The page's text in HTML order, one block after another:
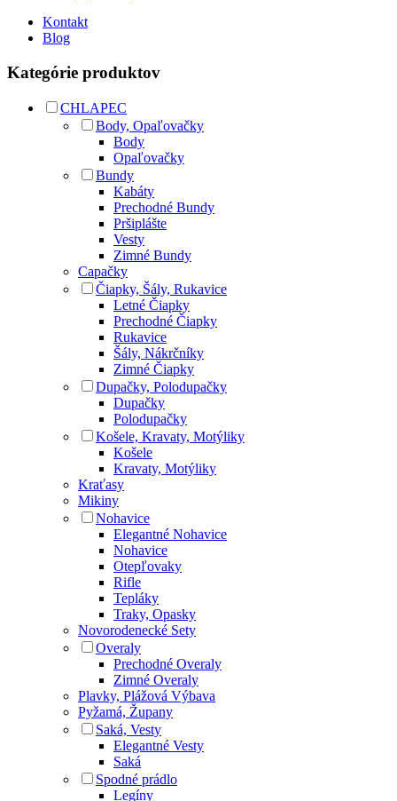
Kontakt
Blog
Kategórie produktov
CHLAPEC
Body, Opaľovačky
Body
Opaľovačky
Bundy
Kabáty
Prechodné Bundy
Pršiplášte
Vesty
Zimné Bundy
Capačky
Čiapky, Šály, Rukavice
Letné Čiapky
Prechodné Čiapky
Rukavice
Šály, Nákrčníky
Zimné Čiapky
Dupačky, Polodupačky
Dupačky
Polodupačky
Košele, Kravaty, Motýliky
Košele
Kravaty, Motýliky
Kraťasy
Mikiny
Nohavice
Elegantné Nohavice
Nohavice
Otepľovaky
Rifle
Tepláky
Traky, Opasky
Novorodenecké Sety
Overaly
Prechodné Overaly
Zimné Overaly
Plavky, Plážová Výbava
Pyžamá, Župany
Saká, Vesty
Elegantné Vesty
Saká
Spodné prádlo
Legíny